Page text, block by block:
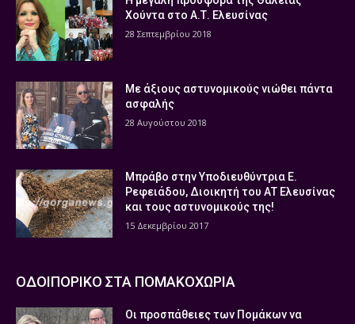
Χούντα στο Α.Τ. Ελευσίνας
28 Σεπτεμβρίου 2018
Με άξιους αστυνομικούς νιώθει πάντα
ασφαλής
28 Αυγούστου 2018
Μπράβο στην Υποδιευθύντρια Ε.
Ρεφειάδου, Διοικητή του ΑΤ Ελευσίνας
και τους αστυνομικούς της!
15 Δεκεμβρίου 2017
ΟΔΟΙΠΟΡΙΚΟ ΣΤΑ ΠΟΜΑΚΟΧΩΡΙΑ
Οι προσπάθειες των Πομάκων να